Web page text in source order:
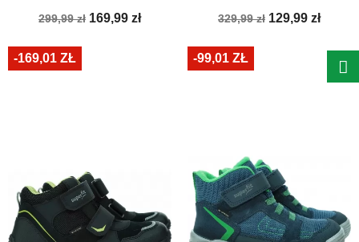
Cena
299,99 zł Cena
169,99 zł
Cena
329,99 zł Cena
129,99 zł
-169,01 ZŁ -99,01 ZŁ